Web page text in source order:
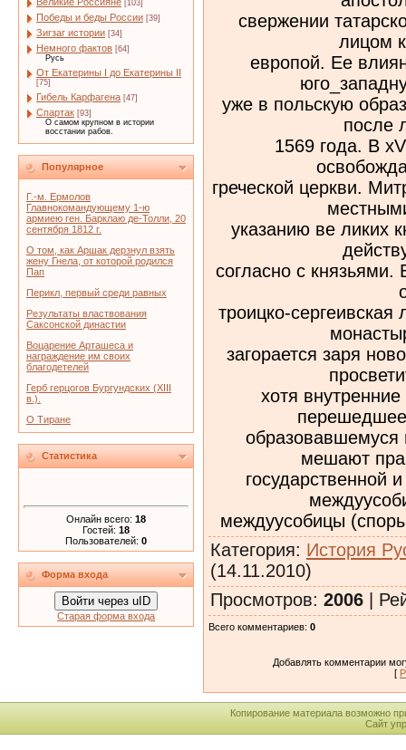
[103]
Победы и беды России [39]
Зигзаг истории [34]
Немного фактов [64]
Русь
От Екатерины I до Екатерины II
[75]
Гибель Карфагена [47]
Спартак [93]
О самом крупном в истории
восстании рабов.
Популярное
Г.-м. Ермолов
Главнокомандующему 1-ю
армиею ген. Барклаю де-Толли, 20
сентября 1812 г.
О том, как Аршак дерзнул взять
жену Гнела, от которой родился
Пап
Перикл, первый среди равных
Результаты властвования
Саксонской династии
Воцарение Арташеса и
награждение им своих
благодетелей
Герб герцогов Бургундских (XIII
в.).
О Тиране
Статистика
Онлайн всего: 18
Гостей: 18
Пользователей: 0
Форма входа
Войти через uID
Старая форма входа
свержении
лицом
европой. Ее
уже в польскую
после
1569 года. В
греческой церкви.
указанию ве ликих
согласно с
троицко-
загорается заря
хотя
перешедшее
мешают
государственной
междуусобицы
Категория: История
(14.11.2010)
Просмотров: 2006 |
Всего комментариев: 0
Добавлять комментарии
[
Копирование материала возможно
Сайт